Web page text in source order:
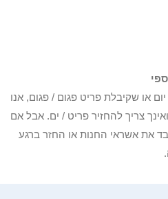
הפריטים שלך לא קיבלו תוך 30 יום או שקיבלת פריט פגום / פגום, אנו
צריך להחזיר פריט / ים. אבל אם
את אשראי החנות או החזר ברגע